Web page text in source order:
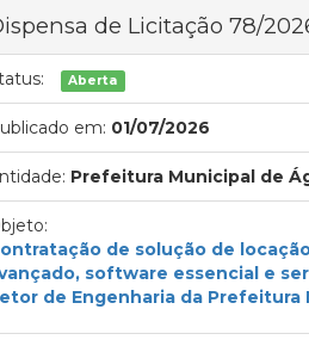
de Licitação 78/
Aberta
em: 01/07/2026
Prefeitura Municipal de
de solução de
software essencial e
de Engenharia da